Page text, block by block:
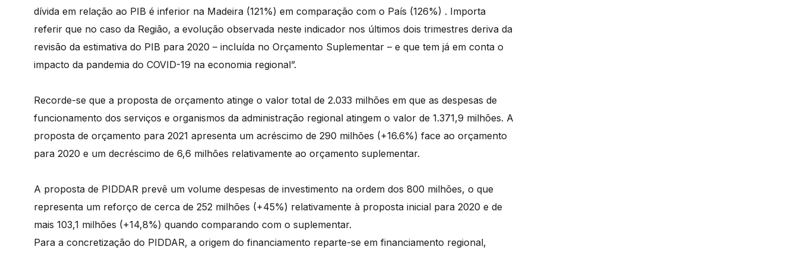
dívida em relação ao PIB é inferior na Madeira (121%) em comparação com o País (126%) . Importa
referir que no caso da Região, a evolução observada neste indicador nos últimos dois trimestres deriva da
revisão da estimativa do PIB para 2020 – incluída no Orçamento Suplementar – e que tem já em conta o
impacto da pandemia do COVID-19 na economia regional”.
Recorde-se que a proposta de orçamento atinge o valor total de 2.033 milhões em que as despesas de
funcionamento dos serviços e organismos da administração regional atingem o valor de 1.371,9 milhões. A
proposta de orçamento para 2021 apresenta um acréscimo de 290 milhões (+16.6%) face ao orçamento
para 2020 e um decréscimo de 6,6 milhões relativamente ao orçamento suplementar.
A proposta de PIDDAR prevê um volume despesas de investimento na ordem dos 800 milhões, o que
representa um reforço de cerca de 252 milhões (+45%) relativamente à proposta inicial para 2020 e de
mais 103,1 milhões (+14,8%) quando comparando com o suplementar.
Para a concretização do PIDDAR, a origem do financiamento reparte-se em financiamento regional,